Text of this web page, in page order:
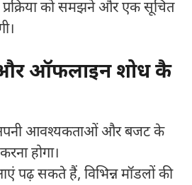
को समझने और एक सूचित
ऑफलाइन शोध कै
आवश्यकताओं और बजट के
होगा।
पढ़ सकते हैं, विभिन्न मॉडलों की